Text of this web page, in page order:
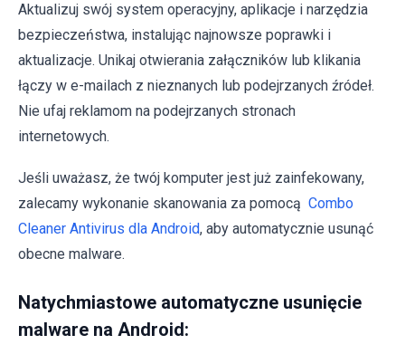
Aktualizuj swój system operacyjny, aplikacje i narzędzia
bezpieczeństwa, instalując najnowsze poprawki i
aktualizacje. Unikaj otwierania załączników lub klikania
łączy w e-mailach z nieznanych lub podejrzanych źródeł.
Nie ufaj reklamom na podejrzanych stronach
internetowych.
Jeśli uważasz, że twój komputer jest już zainfekowany,
zalecamy wykonanie skanowania za pomocą Combo
Cleaner Antivirus dla Android, aby automatycznie usunąć
obecne malware.
Natychmiastowe automatyczne usunięcie
malware na Android: